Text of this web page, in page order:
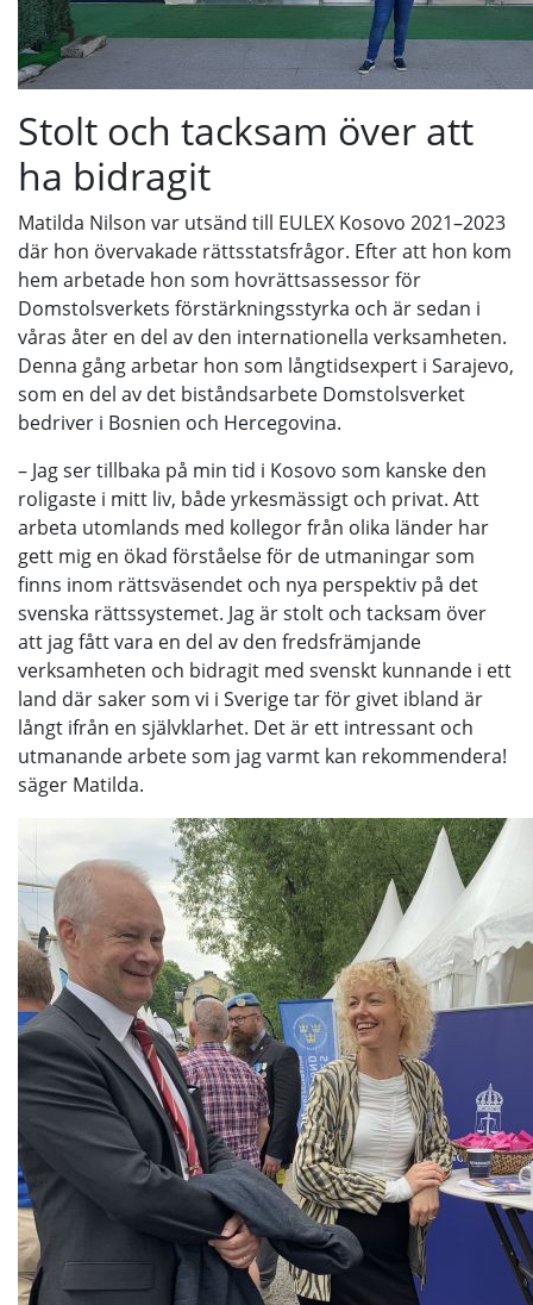
Stolt och tacksam över att
ha bidragit
Matilda Nilson var utsänd till EULEX Kosovo 2021–2023
där hon övervakade rättsstatsfrågor. Efter att hon kom
hem arbetade hon som hovrättsassessor för
Domstolsverkets förstärkningsstyrka och är sedan i
våras åter en del av den internationella verksamheten.
Denna gång arbetar hon som långtidsexpert i Sarajevo,
som en del av det biståndsarbete Domstolsverket
bedriver i Bosnien och Hercegovina.
– Jag ser tillbaka på min tid i Kosovo som kanske den
roligaste i mitt liv, både yrkesmässigt och privat. Att
arbeta utomlands med kollegor från olika länder har
gett mig en ökad förståelse för de utmaningar som
finns inom rättsväsendet och nya perspektiv på det
svenska rättssystemet. Jag är stolt och tacksam över
att jag fått vara en del av den fredsfrämjande
verksamheten och bidragit med svenskt kunnande i ett
land där saker som vi i Sverige tar för givet ibland är
långt ifrån en självklarhet. Det är ett intressant och
utmanande arbete som jag varmt kan rekommendera!
säger Matilda.